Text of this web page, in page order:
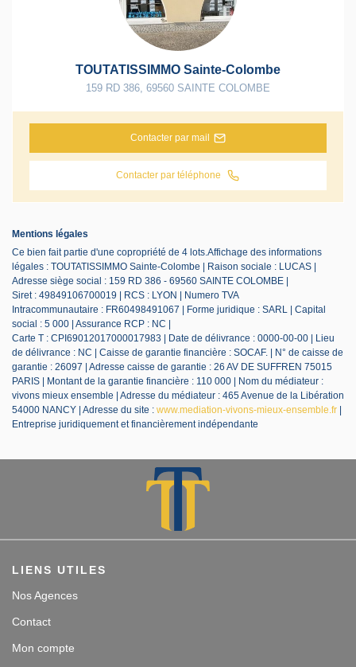
TOUTATISSIMMO Sainte-Colombe
159 RD 386 69560 SAINTE COLOMBE
Contacter par mail
Contacter par téléphone
Mentions légales
Ce bien fait partie d'une copropriété de 4 lots.Affichage des informations
légales : TOUTATISSIMMO Sainte-Colombe | Raison sociale : LUCAS |
Adresse siège social : 159 RD 386 - 69560 SAINTE COLOMBE |
Siret : 49849106700019 | RCS : LYON | Numero TVA
Intracommunautaire : FR60498491067 | Forme juridique : SARL | Capital
social : 5 000 | Assurance RCP : NC |
Carte T : CPI69012017000017983 | Date de délivrance : 0000-00-00 | Lieu
de délivrance : NC | Caisse de garantie financière : SOCAF. | N° de caisse de
garantie : 26097 | Adresse caisse de garantie : 26 AV DE SUFFREN 75015
PARIS | Montant de la garantie financière : 110 000 | Nom du médiateur :
vivons mieux ensemble | Adresse du médiateur : 465 Avenue de la Libération
54000 NANCY | Adresse du site : www.mediation-vivons-mieux-ensemble.fr
Entreprise juridiquement et financièrement indépendante
LIENS UTILES
Nos Agences
Contact
Mon compte